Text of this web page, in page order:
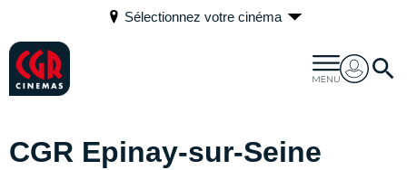
Sélectionnez votre cinéma
CGR Epinay-sur-Seine